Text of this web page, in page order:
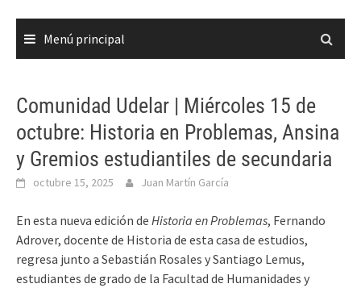
Menú principal
Comunidad Udelar | Miércoles 15 de
octubre: Historia en Problemas, Ansina
y Gremios estudiantiles de secundaria
octubre 15, 2025 Juan Martín García
En esta nueva edición de Historia en Problemas, Fernando
Adrover, docente de Historia de esta casa de estudios,
regresa junto a Sebastián Rosales y Santiago Lemus,
estudiantes de grado de la Facultad de Humanidades y